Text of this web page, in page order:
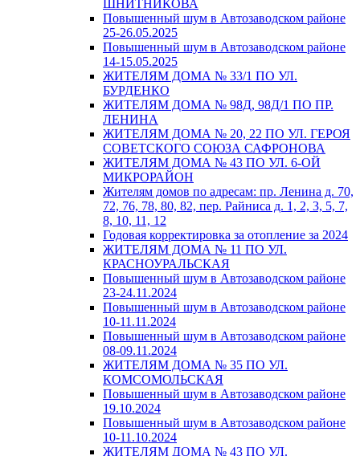
ШНИТНИКОВА
Повышенный шум в Автозаводском районе
25-26.05.2025
Повышенный шум в Автозаводском районе
14-15.05.2025
ЖИТЕЛЯМ ДОМА № 33/1 ПО УЛ.
БУРДЕНКО
ЖИТЕЛЯМ ДОМА № 98Д, 98Д/1 ПО ПР.
ЛЕНИНА
ЖИТЕЛЯМ ДОМА № 20, 22 ПО УЛ. ГЕРОЯ
СОВЕТСКОГО СОЮЗА САФРОНОВА
ЖИТЕЛЯМ ДОМА № 43 ПО УЛ. 6-ОЙ
МИКРОРАЙОН
Жителям домов по адресам: пр. Ленина д. 70,
72, 76, 78, 80, 82, пер. Райниса д. 1, 2, 3, 5, 7,
8, 10, 11, 12
Годовая корректировка за отопление за 2024
ЖИТЕЛЯМ ДОМА № 11 ПО УЛ.
КРАСНОУРАЛЬСКАЯ
Повышенный шум в Автозаводском районе
23-24.11.2024
Повышенный шум в Автозаводском районе
10-11.11.2024
Повышенный шум в Автозаводском районе
08-09.11.2024
ЖИТЕЛЯМ ДОМА № 35 ПО УЛ.
КОМСОМОЛЬСКАЯ
Повышенный шум в Автозаводском районе
19.10.2024
Повышенный шум в Автозаводском районе
10-11.10.2024
ЖИТЕЛЯМ ДОМА № 43 ПО УЛ.